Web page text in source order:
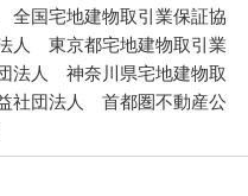
国宅地建物取引業保証協
人 東京都宅地建物取引業
法人 神奈川県宅地建物取
社団法人 首都圏不動産公